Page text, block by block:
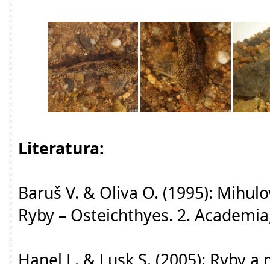
Literatura:
Baruš V. & Oliva O. (1995):
Ryby – Osteichthyes. 2.
Hanel L. & Lusk S. (2005): Ryby